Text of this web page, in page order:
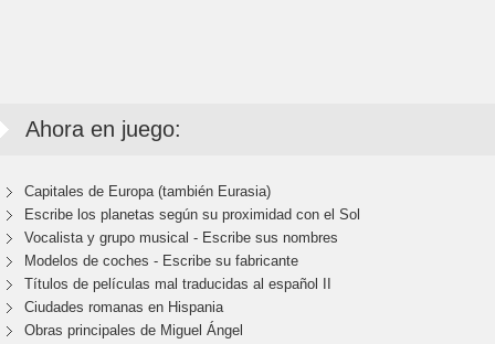
Ahora en juego:
Capitales de Europa (también Eurasia)
Escribe los planetas según su proximidad con el Sol
Vocalista y grupo musical - Escribe sus nombres
Modelos de coches - Escribe su fabricante
Títulos de películas mal traducidas al español II
Ciudades romanas en Hispania
Obras principales de Miguel Ángel